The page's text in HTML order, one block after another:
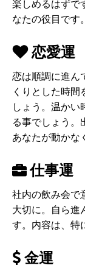
楽しめるはずで
なたの役目です
恋愛運
恋は順調に進ん
くりとした時
しょう。温か
る事でしょう。
あなたが動かな
仕事運
社内の飲み会で
大切に。自ら進
す。内容は、特
金運